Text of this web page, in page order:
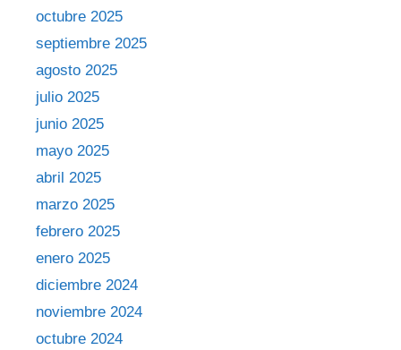
octubre 2025
septiembre 2025
agosto 2025
julio 2025
junio 2025
mayo 2025
abril 2025
marzo 2025
febrero 2025
enero 2025
diciembre 2024
noviembre 2024
octubre 2024